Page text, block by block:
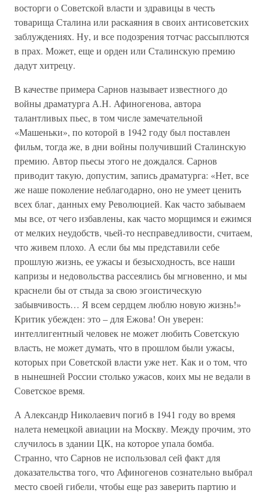
восторги о Советской власти и здравицы в честь
товарища Сталина или раскаяния в своих антисоветских
заблуждениях. Ну, и все подозрения тотчас рассыплются
в прах. Может, еще и орден или Сталинскую премию
дадут хитрецу.
В качестве примера Сарнов называет известного до
войны драматурга А.Н. Афиногенова, автора
талантливых пьес, в том числе замечательной
«Машеньки», по которой в 1942 году был поставлен
фильм, тогда же, в дни войны получивший Сталинскую
премию. Автор пьесы этого не дождался. Сарнов
приводит такую, допустим, запись драматурга: «Нет, все
же наше поколение неблагодарно, оно не умеет ценить
всех благ, данных ему Революцией. Как часто забываем
мы все, от чего избавлены, как часто морщимся и ежимся
от мелких неудобств, чьей-то несправедливости, считаем,
что живем плохо. А если бы мы представили себе
прошлую жизнь, ее ужасы и безысходность, все наши
капризы и недовольства рассеялись бы мгновенно, и мы
краснели бы от стыда за свою эгоистическую
забывчивость… Я всем сердцем люблю новую жизнь!»
Критик убежден: это – для Ежова! Он уверен:
интеллигентный человек не может любить Советскую
власть, не может думать, что в прошлом были ужасы,
которых при Советской власти уже нет. Как и о том, что
в нынешней России столько ужасов, коих мы не ведали в
Советское время.
А Александр Николаевич погиб в 1941 году во время
налета немецкой авиации на Москву. Между прочим, это
случилось в здании ЦК, на которое упала бомба.
Странно, что Сарнов не использовал сей факт для
доказательства того, что Афиногенов сознательно выбрал
место своей гибели, чтобы еще раз заверить партию и